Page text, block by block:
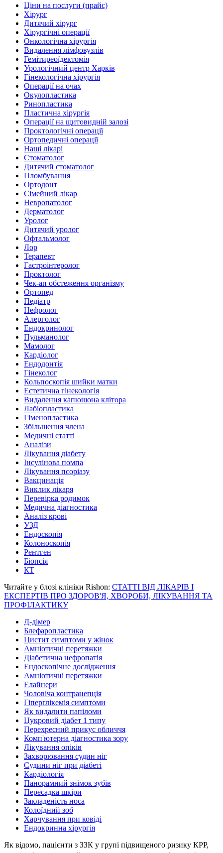
Ціни на послуги (прайс)
Хірург
Дитячий хірург
Хірургічні операції
Онкологічна хірургія
Видалення лімфовузлів
Гемітиреоїдектомія
Урологічний центр Харків
Гінекологічна хірургія
Операції на очах
Окулопластика
Ринопластика
Пластична хірургія
Операції на щитовидній залозі
Проктологічні операції
Ортопедичні операції
Наші лікарі
Стоматолог
Дитячий стоматолог
Пломбування
Ортодонт
Сімейний лікар
Невропатолог
Дерматолог
Уролог
Дитячий уролог
Офтальмолог
Лор
Терапевт
Гастроінтеролог
Проктолог
Чек-ап обстеження організму
Ортопед
Педіатр
Нефролог
Алерголог
Ендокринолог
Пульманолог
Мамолог
Кардіолог
Ендодонтія
Гінеколог
Кольпоскопія шийки матки
Естетична гінекологія
Видалення капюшона клітора
Лабіопластика
Гіменопластика
Збільшення члена
Медичні статті
Аналізи
Лікування діабету
Інсулінова помпа
Лікування псоріазу
Вакцинація
Виклик лікаря
Перевірка родимок
Медична діагностика
Аналіз крові
УЗД
Ендоскопія
Колоноскопія
Рентген
Біопсія
КТ
Читайте у блозі клініки Rishon: СТАТТІ ВІД ЛІКАРІВ І
ЕКСПЕРТІВ ПРО ЗДОРОВ'Я, ХВОРОБИ, ЛІКУВАННЯ ТА
ПРОФІЛАКТИКУ
Д-дімер
Блефаропластика
Цистит симптоми у жінок
Амніотичні перетяжки
Діабетична нефропатія
Ендоскопічне дослідження
Амніотичні перетяжки
Елайнери
Чоловіча контрацепція
Гіперглікемія симптоми
Як видалити папіломи
Цукровий діабет 1 типу
Перехресний прикус обличчя
Комп'ютерна діагностика зору
Лікування опіків
Захворювання судин ніг
Судини ніг при діабеті
Кардіологія
Панорамний знімок зубів
Пересадка шкіри
Закладеність носа
Колоїдний зоб
Харчування при ковіді
Ендокринна хірургія
Як відомо, пацієнти з ЗЗК у групі підвищеного ризику КРР,